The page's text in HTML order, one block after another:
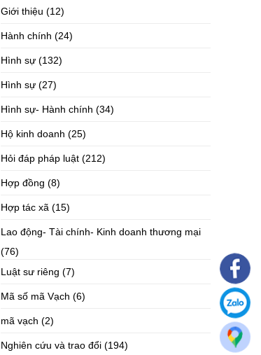
Giới thiệu (12)
Hành chính (24)
Hình sự (132)
Hình sự (27)
Hình sự- Hành chính (34)
Hộ kinh doanh (25)
Hỏi đáp pháp luật (212)
Hợp đồng (8)
Hợp tác xã (15)
Lao động- Tài chính- Kinh doanh thương mại
(76)
Luật sư riêng (7)
Mã số mã Vạch (6)
mã vạch (2)
Nghiên cứu và trao đổi (194)